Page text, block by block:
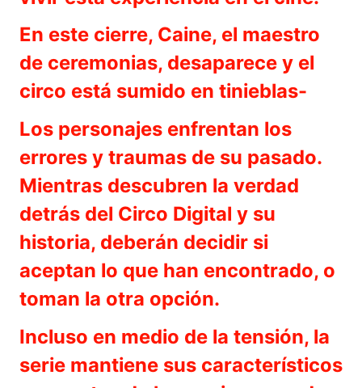
En este cierre, Caine, el maestro
de ceremonias, desaparece y el
circo está sumido en tinieblas-
Los personajes enfrentan los
errores y traumas de su pasado.
Mientras descubren la verdad
detrás del Circo Digital y su
historia, deberán decidir si
aceptan lo que han encontrado, o
toman la otra opción.
Incluso en medio de la tensión, la
serie mantiene sus característicos